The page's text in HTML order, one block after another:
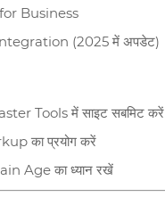
Business
(2025 में अपडेट)
Tools में साइट सबमिट करें
का प्रयोग करें
Age का ध्यान रखें